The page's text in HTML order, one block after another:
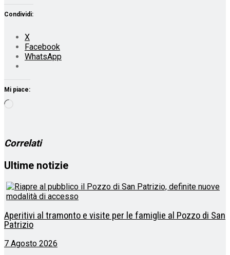
Condividi:
X
Facebook
WhatsApp
Mi piace:
Correlati
Ultime notizie
Aperitivi al tramonto e visite per le famiglie al Pozzo di San
Patrizio
7 Agosto 2026